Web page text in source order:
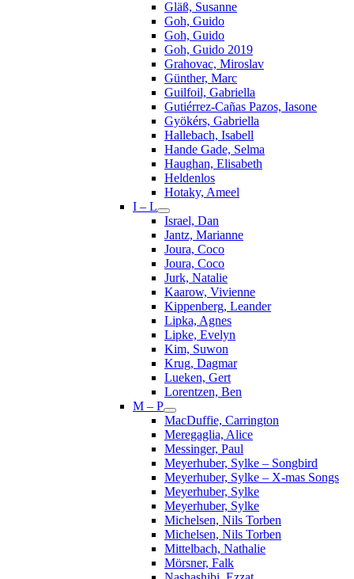
Gläß, Susanne
Goh, Guido
Goh, Guido
Goh, Guido 2019
Grahovac, Miroslav
Günther, Marc
Guilfoil, Gabriella
Gutiérrez-Cañas Pazos, Iasone
Gyökérs, Gabriella
Hallebach, Isabell
Hande Gade, Selma
Haughan, Elisabeth
Heldenlos
Hotaky, Ameel
I – L
Israel, Dan
Jantz, Marianne
Joura, Coco
Joura, Coco
Jurk, Natalie
Kaarow, Vivienne
Kippenberg, Leander
Lipka, Agnes
Lipke, Evelyn
Kim, Suwon
Krug, Dagmar
Lueken, Gert
Lorentzen, Ben
M – P
MacDuffie, Carrington
Meregaglia, Alice
Messinger, Paul
Meyerhuber, Sylke – Songbird
Meyerhuber, Sylke – X-mas Songs
Meyerhuber, Sylke
Meyerhuber, Sylke
Michelsen, Nils Torben
Michelsen, Nils Torben
Mittelbach, Nathalie
Mörsner, Falk